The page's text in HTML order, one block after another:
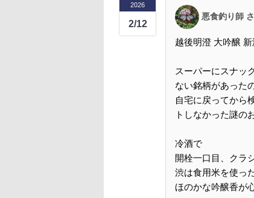
2026
2/12
悪食釣り師
越後明澄 大吟醸
スーパーにスナッ
ない銘柄があった
自宅に戻ってから
トしなかった謎の
冷酒で
開栓一口目、クラ
渋は食用米を使っ
ほのかな吟醸香が